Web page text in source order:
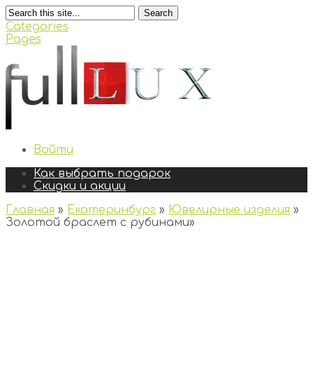
Search
Categories
Pages
Войти
Как выбрать подарок
Скидки и акции
Главная » Екатеринбург » Ювелирные изделия »
Золотой браслет с рубинами»